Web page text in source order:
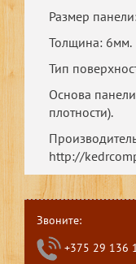
Размер
Толщина: 6мм.
Тип
Основа
плотности).
http://
Звоните:
+375 29 136